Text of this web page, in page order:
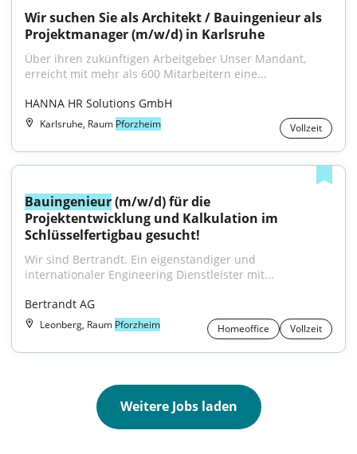
Wir suchen Sie als Architekt / Bau­ingenieur als
Projektmanager (m/w/d) in Karlsruhe
Über ihren zukünftigen Arbeitgeber Unser Mandant,
erreicht mit mehr als 600 Mitarbeitern eine...
HANNA HR Solutions GmbH
Karlsruhe, Raum Pforzheim Vollzeit
Bauingenieur (m/w/d) für die
Projektentwicklung und Kalkulation im
Schlüsselfertigbau gesucht!
Wir sind Bertrandt. Ein eigenständiger und
internationaler Engineering Dienstleister mit...
Bertrandt AG
Leonberg, Raum Pforzheim Homeoffice Vollzeit
Weitere Jobs laden